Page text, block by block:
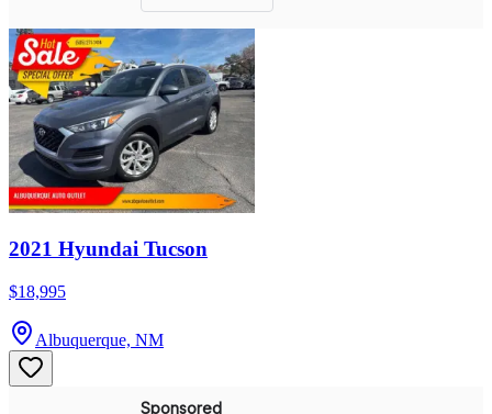
2021 Hyundai Tucson
$18,995
Albuquerque, NM